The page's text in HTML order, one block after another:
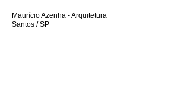
​Maurício Azenha - Arquitetura
Santos / SP